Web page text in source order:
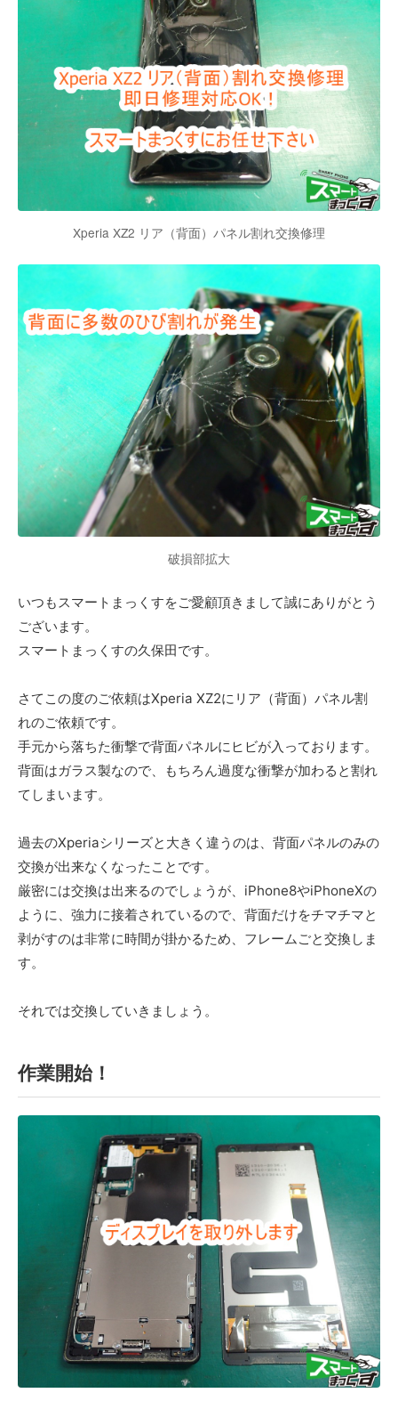
Xperia XZ2 リア（背面）パネル割れ交換修理
破損部拡大
いつもスマートまっくすをご愛顧頂きまして誠にありがとう
ございます。
スマートまっくすの久保田です。
さてこの度のご依頼はXperia XZ2にリア（背面）パネル割
れのご依頼です。
手元から落ちた衝撃で背面パネルにヒビが入っております。
背面はガラス製なので、もちろん過度な衝撃が加わると割れ
てしまいます。
過去のXperiaシリーズと大きく違うのは、背面パネルのみの
交換が出来なくなったことです。
厳密には交換は出来るのでしょうが、iPhone8やiPhoneXの
ように、強力に接着されているので、背面だけをチマチマと
剥がすのは非常に時間が掛かるため、フレームごと交換しま
す。
それでは交換していきましょう。
作業開始！